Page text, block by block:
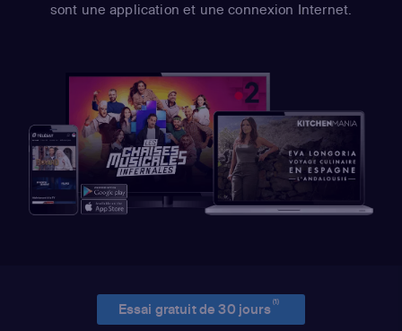
sont une application et une connexion Internet.
Essai gratuit de 30 jours(1)